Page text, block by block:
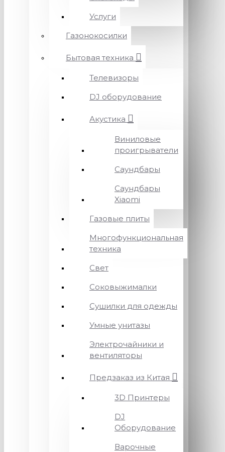
Услуги
Газонокосилки
Бытовая техника
Телевизоры
DJ оборудование
Акустика
Виниловые
проигрыватели
Саундбары
Саундбары
Xiaomi
Газовые плиты
Многофункциональная
техника
Свет
Соковыжималки
Сушилки для одежды
Умные унитазы
Электрочайники и
вентиляторы
Предзаказ из Китая
3D Принтеры
DJ
Оборудование
Варочные